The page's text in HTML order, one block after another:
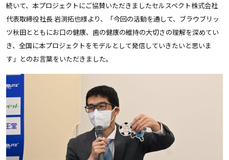
続いて、本プロジェクトにご協賛いただきましたセルスペクト株式会社
代表取締役社長 岩渕拓也様より、「今回の活動を通して、ブラウブリッ
ツ秋田とともにお口の健康、歯の健康の維持の大切さの理解を深めてい
き、全国に本プロジェクトをモデルとして発信していきたいと思いま
す」とのお言葉をいただきました。